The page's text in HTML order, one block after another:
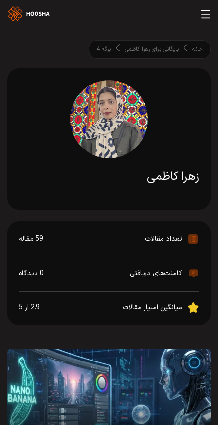
خانه بایگانی برای زهرا کاظمی برگه 4
زهرا کاظمی
تعداد مقالات 59 مقاله
کامنت‌های دریافتی 0 دیدگاه
میانگین امتیاز مقالات 2.9 از 5